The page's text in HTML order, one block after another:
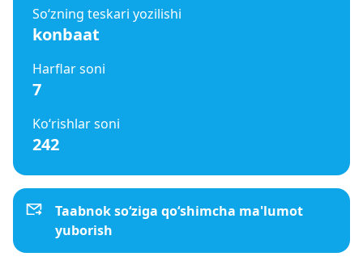
So‘zning teskari yozilishi
konbaat
Harflar soni
7
Ko‘rishlar soni
242
Taabnok so‘ziga qo‘shimcha ma'lumot
yuborish